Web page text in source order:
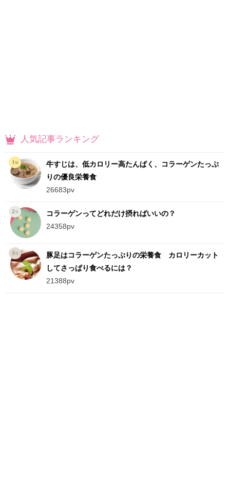
人気記事ランキング
牛すじは、低カロリー高たんぱく、コラーゲンたっぷ
りの優良栄養食
26683pv
コラーゲンってどれだけ摂ればいいの？
24358pv
豚足はコラーゲンたっぷりの栄養食 カロリーカット
してさっぱり食べるには？
21388pv